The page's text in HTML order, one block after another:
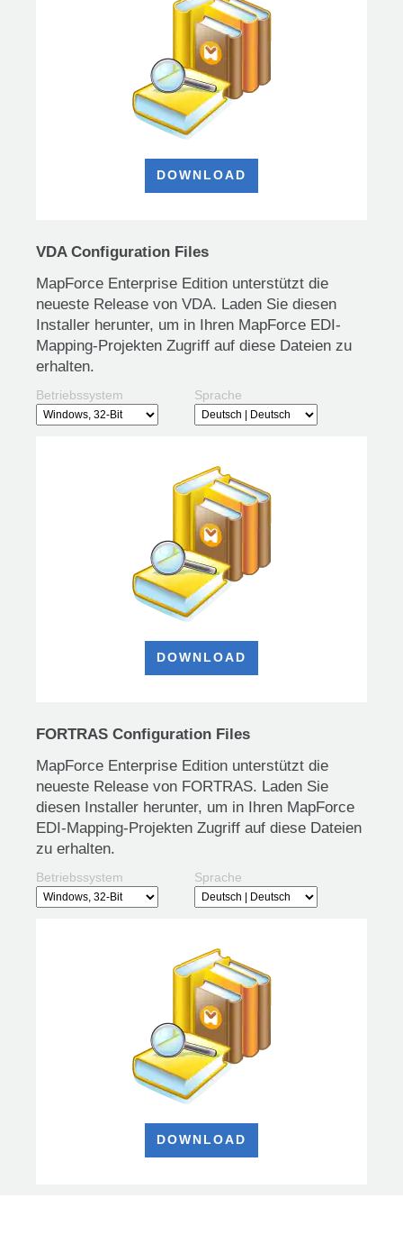
DOWNLOAD
VDA Configuration Files
MapForce Enterprise Edition unterstützt die
neueste Release von VDA. Laden Sie diesen
Installer herunter, um in Ihren MapForce EDI-
Mapping-Projekten Zugriff auf diese Dateien zu
erhalten.
Betriebssystem Sprache
DOWNLOAD
FORTRAS Configuration Files
MapForce Enterprise Edition unterstützt die
neueste Release von FORTRAS. Laden Sie
diesen Installer herunter, um in Ihren MapForce
EDI-Mapping-Projekten Zugriff auf diese Dateien
zu erhalten.
Betriebssystem Sprache
DOWNLOAD